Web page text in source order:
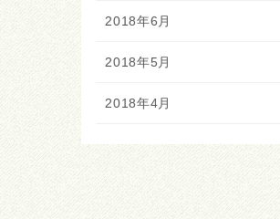
2018年6月
2018年5月
2018年4月